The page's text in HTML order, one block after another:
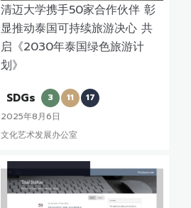
清迈大学携手50家合作伙伴 彰
显推动泰国可持续旅游决心 共
启《2030年泰国绿色旅游计
划》
SDGs 3 11
17
2025年8月6日
文化艺术发展办公室